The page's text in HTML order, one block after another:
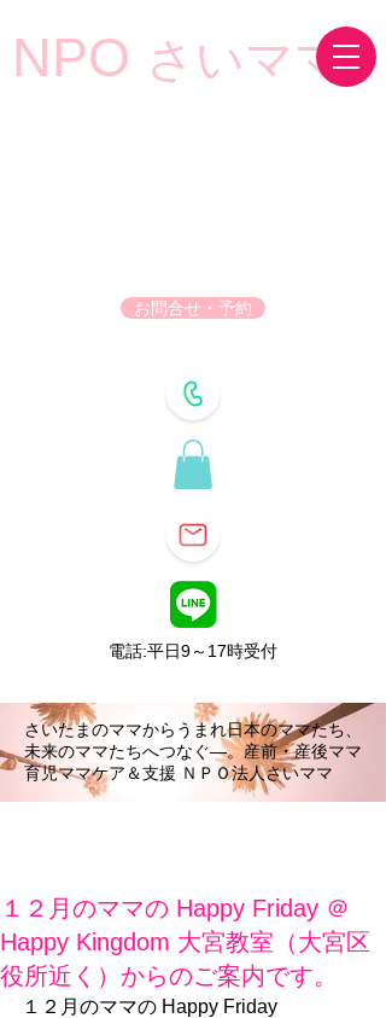
NPO さいママ
お問合せ・予約
電話:平日9～17時受付
さいたまのママからうまれ日本のママたち、
未来のママたちへつなぐ―。産前・産後ママ
育児ママケア＆支援 ＮＰＯ法人さいママ
１２月のママの Happy Friday ＠
Happy Kingdom 大宮教室（大宮区
役所近く）からのご案内です。
１２月のママの Happy Friday